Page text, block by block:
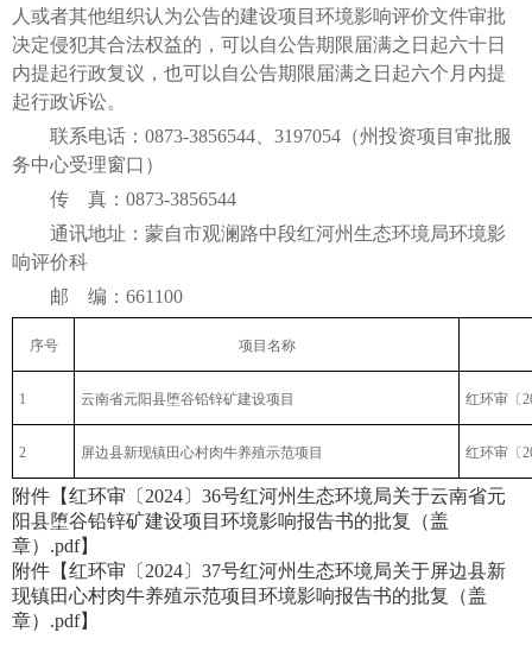
人或者其他组织认为公告的建设项目环境影响评价文件审批
决定侵犯其合法权益的，可以自公告期限届满之日起六十日
内提起行政复议，也可以自公告期限届满之日起六个月内提
起行政诉讼。
联系电话：0873-3856544、3197054（州投资项目审批服
务中心受理窗口）
传 真：0873-3856544
通讯地址：蒙自市观澜路中段红河州生态环境局环境影
响评价科
邮 编：661100
序号 项目名称
1 云南省元阳县堕谷铅锌矿建设项目 红环审〔
2 屏边县新现镇田心村肉牛养殖示范项目 红环审〔
附件【红环审〔2024〕36号红河州生态环境局关于云南省元
阳县堕谷铅锌矿建设项目环境影响报告书的批复（盖
章）.pdf】
附件【红环审〔2024〕37号红河州生态环境局关于屏边县新
现镇田心村肉牛养殖示范项目环境影响报告书的批复（盖
章）.pdf】